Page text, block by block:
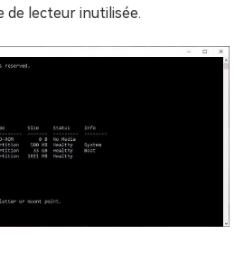
de lecteur inutilisée.